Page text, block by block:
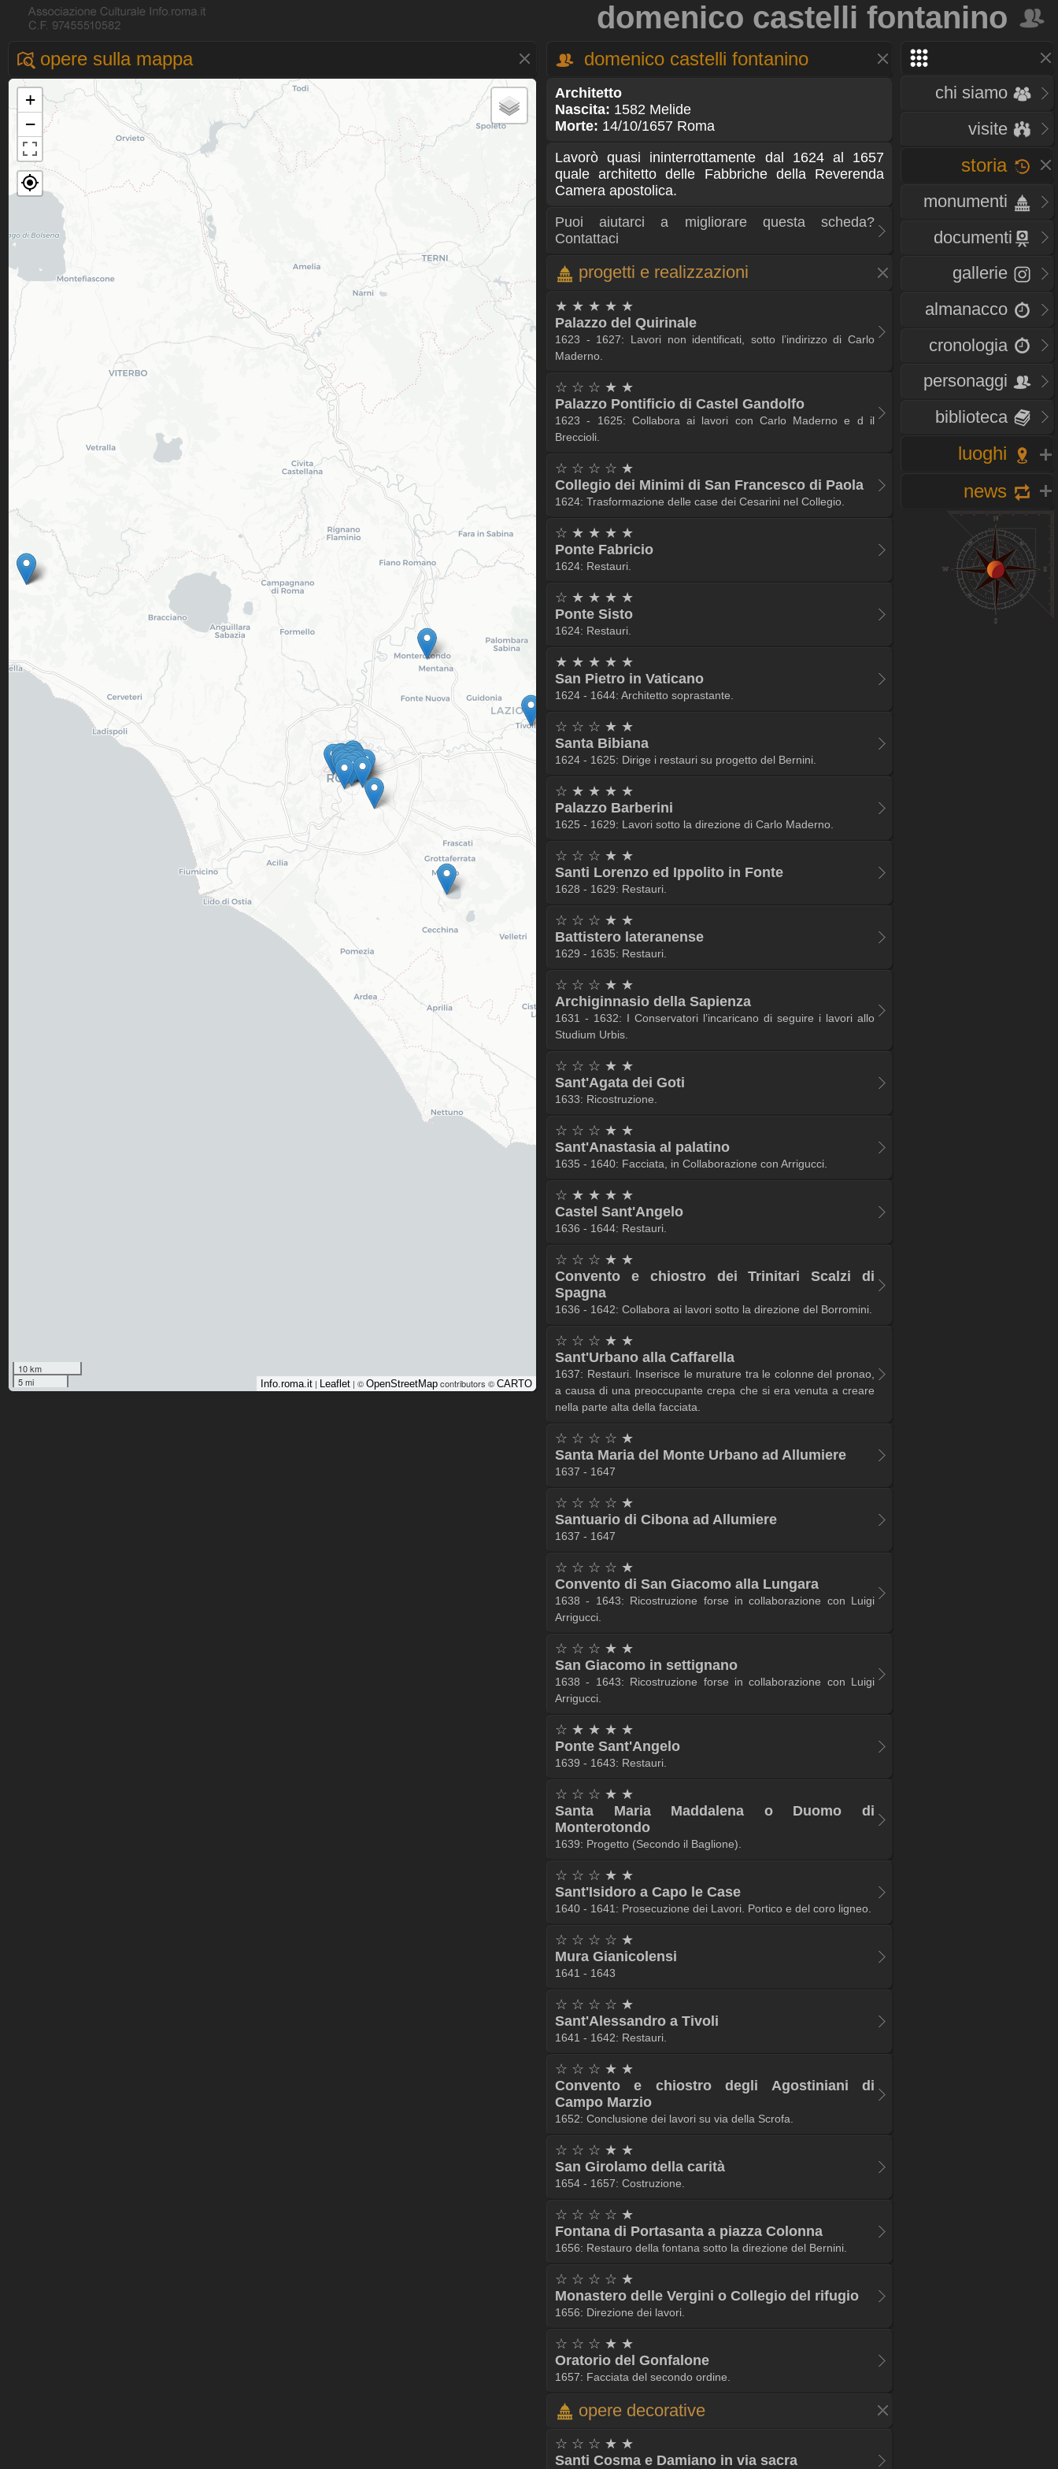
domenico castelli fontanino
chi siamo
visite
storia
monumenti
documenti
gallerie
almanacco
cronologia
personaggi
biblioteca
luoghi
news
opere sulla mappa
+
−
10 km
5 mi
Info.roma.it | Leaflet | © OpenStreetMap contributors © CARTO
domenico castelli fontanino
Architetto
Nascita: 1582 Melide
Morte: 14/10/1657 Roma
Lavorò quasi ininterrottamente dal 1624 al 1657
quale architetto delle Fabbriche della Reverenda
Camera apostolica.
Puoi aiutarci a migliorare questa scheda?
Contattaci
progetti e realizzazioni
★ ★ ★ ★ ★
Palazzo del Quirinale
1623 - 1627: Lavori non identificati, sotto l’indirizzo di Carlo
Maderno.
☆ ☆ ☆ ★ ★
Palazzo Pontificio di Castel Gandolfo
1623 - 1625: Collabora ai lavori con Carlo Maderno e d il
Breccioli.
☆ ☆ ☆ ☆ ★
Collegio dei Minimi di San Francesco di Paola
1624: Trasformazione delle case dei Cesarini nel Collegio.
☆ ★ ★ ★ ★
Ponte Fabricio
1624: Restauri.
☆ ★ ★ ★ ★
Ponte Sisto
1624: Restauri.
★ ★ ★ ★ ★
San Pietro in Vaticano
1624 - 1644: Architetto soprastante.
☆ ☆ ☆ ★ ★
Santa Bibiana
1624 - 1625: Dirige i restauri su progetto del Bernini.
☆ ★ ★ ★ ★
Palazzo Barberini
1625 - 1629: Lavori sotto la direzione di Carlo Maderno.
☆ ☆ ☆ ★ ★
Santi Lorenzo ed Ippolito in Fonte
1628 - 1629: Restauri.
☆ ☆ ☆ ★ ★
Battistero lateranense
1629 - 1635: Restauri.
☆ ☆ ☆ ★ ★
Archiginnasio della Sapienza
1631 - 1632: I Conservatori l’incaricano di seguire i lavori allo
Studium Urbis.
☆ ☆ ☆ ★ ★
Sant'Agata dei Goti
1633: Ricostruzione.
☆ ☆ ☆ ★ ★
Sant'Anastasia al palatino
1635 - 1640: Facciata, in Collaborazione con Arrigucci.
☆ ★ ★ ★ ★
Castel Sant'Angelo
1636 - 1644: Restauri.
☆ ☆ ☆ ★ ★
Convento e chiostro dei Trinitari Scalzi di
Spagna
1636 - 1642: Collabora ai lavori sotto la direzione del Borromini.
☆ ☆ ☆ ★ ★
Sant'Urbano alla Caffarella
1637: Restauri. Inserisce le murature tra le colonne del pronao,
a causa di una preoccupante crepa che si era venuta a creare
nella parte alta della facciata.
☆ ☆ ☆ ☆ ★
Santa Maria del Monte Urbano ad Allumiere
1637 - 1647
☆ ☆ ☆ ☆ ★
Santuario di Cibona ad Allumiere
1637 - 1647
☆ ☆ ☆ ☆ ★
Convento di San Giacomo alla Lungara
1638 - 1643: Ricostruzione forse in collaborazione con Luigi
Arrigucci.
☆ ☆ ☆ ★ ★
San Giacomo in settignano
1638 - 1643: Ricostruzione forse in collaborazione con Luigi
Arrigucci.
☆ ★ ★ ★ ★
Ponte Sant'Angelo
1639 - 1643: Restauri.
☆ ☆ ☆ ★ ★
Santa Maria Maddalena o Duomo di
Monterotondo
1639: Progetto (Secondo il Baglione).
☆ ☆ ☆ ★ ★
Sant'Isidoro a Capo le Case
1640 - 1641: Prosecuzione dei Lavori. Portico e del coro ligneo.
☆ ☆ ☆ ☆ ★
Mura Gianicolensi
1641 - 1643
☆ ☆ ☆ ☆ ★
Sant'Alessandro a Tivoli
1641 - 1642: Restauri.
☆ ☆ ☆ ★ ★
Convento e chiostro degli Agostiniani di
Campo Marzio
1652: Conclusione dei lavori su via della Scrofa.
☆ ☆ ☆ ★ ★
San Girolamo della carità
1654 - 1657: Costruzione.
☆ ☆ ☆ ☆ ★
Fontana di Portasanta a piazza Colonna
1656: Restauro della fontana sotto la direzione del Bernini.
☆ ☆ ☆ ☆ ★
Monastero delle Vergini o Collegio del rifugio
1656: Direzione dei lavori.
☆ ☆ ☆ ★ ★
Oratorio del Gonfalone
1657: Facciata del secondo ordine.
opere decorative
☆ ☆ ☆ ★ ★
Santi Cosma e Damiano in via sacra